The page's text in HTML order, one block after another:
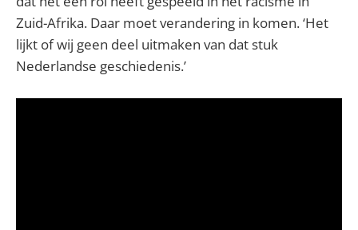
Zuid-Afrika. Daar moet verandering in komen. ‘Het
lijkt of wij geen deel uitmaken van dat stuk
Nederlandse geschiedenis.’